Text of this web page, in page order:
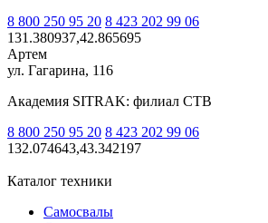
8 800 250 95 20 8 423 202 99 06
131.380937,42.865695
Артем
ул. Гагарина, 116
Академия SITRAK: филиал СТВ
8 800 250 95 20 8 423 202 99 06
132.074643,43.342197
Каталог техники
Самосвалы